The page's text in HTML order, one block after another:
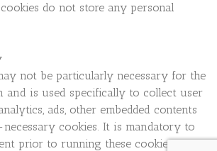
do not store any personal
not be particularly necessary for the
and is used specifically to collect user
ads, other embedded contents
cookies. It is mandatory to
prior to running these cookies on